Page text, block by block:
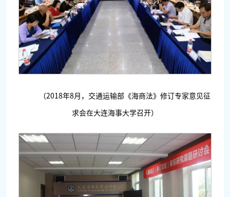
（2018年8月，交通运输部《海商法》修订专家意见征
求会在大连海事大学召开）